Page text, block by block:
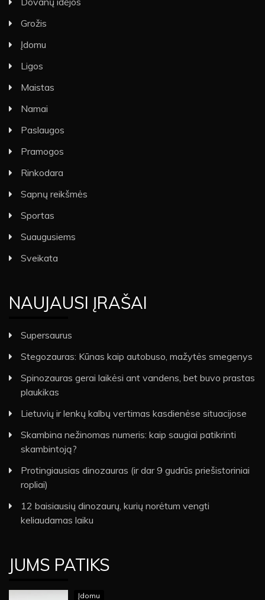
Grožis
Įdomu
Ligos
Maistas
Namai
Paslaugos
Pramogos
Rinkodara
Sapnų reikšmės
Sportas
Suaugusiems
Sveikata
NAUJAUSI ĮRAŠAI
Supersaurus
Stegozauras: Kūnas kaip autobuso, mažytės smegenys
Spinozauras gerai laikėsi ant vandens, bet buvo prastas
plaukikas
Lietuvių ir lenkų kalbų vertimas kasdienėse situacijose
Skambina nežinomas numeris: kaip saugiai patikrinti
skambintoją?
Protingiausias dinozauras (ir dar 9 gudrūs priešistoriniai
ropliai)
12 baisiausių dinozaurų, kurių norėtum vengti
keliaudamas laiku
JUMS PATIKS
Įdomu